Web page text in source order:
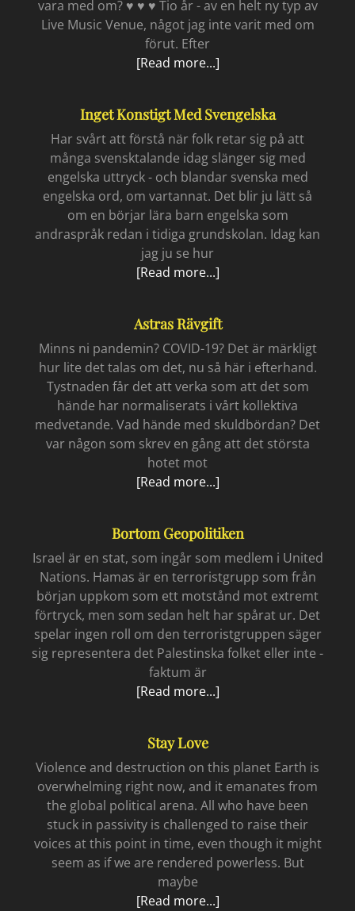
vara med om? ♥ ♥ ♥ Tio år - av en helt ny typ av
Live Music Venue, något jag inte varit med om
förut. Efter
[Read more...]Hedemora
Inget Konstigt Med Svengelska
Har svårt att förstå när folk retar sig på att
många svensktalande idag slänger sig med
engelska uttryck - och blandar svenska med
engelska ord, om vartannat. Det blir ju lätt så
om en börjar lära barn engelska som
andraspråk redan i tidiga grundskolan. Idag kan
jag ju se hur
[Read more...]Inget
svengelska
Astras Rävgift
Minns ni pandemin? COVID-19? Det är märkligt
hur lite det talas om det, nu så här i efterhand.
Tystnaden får det att verka som att det som
hände har normaliserats i vårt kollektiva
medvetande. Vad hände med skuldbördan? Det
var någon som skrev en gång att det största
hotet mot
[Read more...]Astras
Bortom Geopolitiken
Israel är en stat, som ingår som medlem i United
Nations. Hamas är en terroristgrupp som från
början uppkom som ett motstånd mot extremt
förtryck, men som sedan helt har spårat ur. Det
spelar ingen roll om den terroristgruppen säger
sig representera det Palestinska folket eller inte -
faktum är
[Read more...]Bortom
Stay Love
Violence and destruction on this planet Earth is
overwhelming right now, and it emanates from
the global political arena. All who have been
stuck in passivity is challenged to raise their
voices at this point in time, even though it might
seem as if we are rendered powerless. But
maybe
[Read more...]Stay